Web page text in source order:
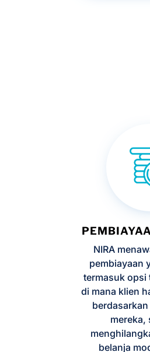
NIRA
pembiayaan
termasuk opsi
di mana klien
mereka,
belanja